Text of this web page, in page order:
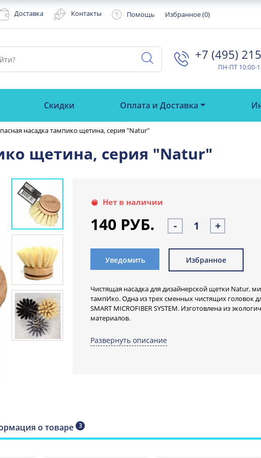
Доставка Контакты Помощь Избранное (0)
+7 (495)
ПН-ПТ 10:00-
Скидки Оплата и Доставка
насадка тампико щетина, серия "Natur"
щетина, серия "Natur"
Нет в наличии
140 РУБ. - +
Уведомить Избранное
Чистящая насадка для дизайнерской щетки Natur,
тампИко. Одна из трех сменных чистящих головок
SMART MICROFIBER SYSTEM. Изготовлена из
материалов.
немного жестковатое, обладает мягким
Развернуть описание
о товаре 3